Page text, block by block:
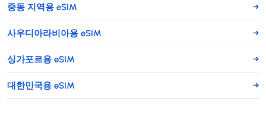
중동 지역용 eSIM →
사우디아라비아용 eSIM →
싱가포르용 eSIM →
대한민국용 eSIM →